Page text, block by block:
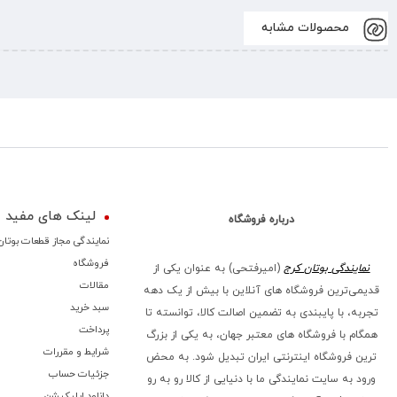
محصولات مشابه
درباره فروشگاه
نمایندگی بوتان کرج(امیرفتحی) به عنوان یکی از
قدیمی‌ترین فروشگاه های آنلاین با بیش از یک دهه
تجربه، با پایبندی به تضمین اصالت کالا، توانسته تا
همگام با فروشگاه‌ های معتبر جهان، به یکی از بزرگ‌
ترین فروشگاه اینترنتی ایران تبدیل شود. به محض
ورود به سایت نمایندگی ما با دنیایی از کالا رو به رو
لینک های مفید
نمایندگی مجاز قطعات
فروشگاه
مقالات
سبد خرید
پرداخت
شرایط و مقررات
جزئیات حساب